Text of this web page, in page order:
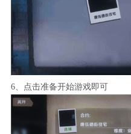
6、点击准备开始游戏即可